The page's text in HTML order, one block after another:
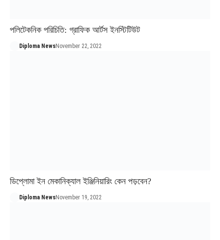
পলিটেকনিক পরিচিতি: গ্রাফিক আর্টস ইনস্টিটিউট
Diploma NewsNovember 22, 2022
ডিপ্লোমা ইন মেকানিক্যাল ইঞ্জিনিয়ারিং কেন পড়বেন?
Diploma NewsNovember 19, 2022